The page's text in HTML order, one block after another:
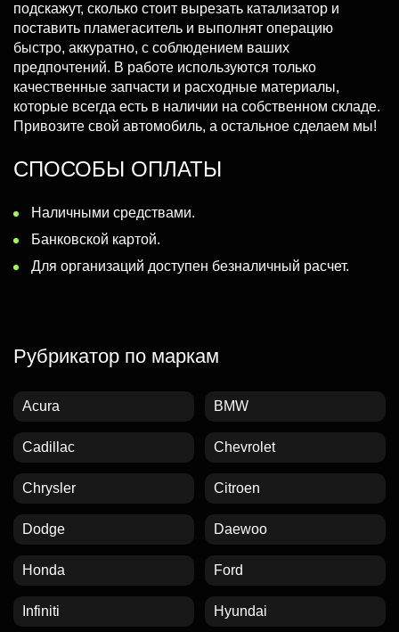
подскажут, сколько стоит вырезать катализатор и
поставить пламегаситель и выполнят операцию
быстро, аккуратно, с соблюдением ваших
предпочтений. В работе используются только
качественные запчасти и расходные материалы,
которые всегда есть в наличии на собственном складе.
Привозите свой автомобиль, а остальное сделаем мы!
СПОСОБЫ ОПЛАТЫ
Наличными средствами.
Банковской картой.
Для организаций доступен безналичный расчет.
Рубрикатор по маркам
Acura BMW
Cadillac Chevrolet
Chrysler Citroen
Dodge Daewoo
Honda Ford
Infiniti Hyundai